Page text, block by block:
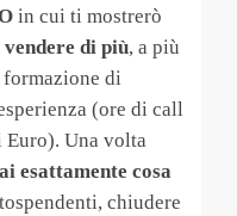
in cui ti mostrerò
vendere di più, a più
di
(ore di call
Una volta
esattamente cosa
chiudere